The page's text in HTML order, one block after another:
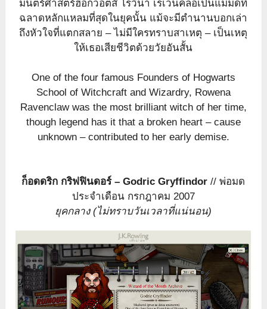
มนตร์ศาสตร์ฮอกวอตส์ โรวีน่า เรเวนคลอเป็นแม่มดที่
ฉลาดหลักแหลมที่สุดในยุคนั้น แม้จะมีตำนานบอกเล่า
ถึงหัวใจที่แตกสลาย – ไม่มีใครทราบสาเหตุ – เป็นเหตุ
ให้เธอเสียชีวิตด้วยวัยอันสั้น
One of the four famous Founders of Hogwarts
School of Witchcraft and Wizardry, Rowena
Ravenclaw was the most brilliant witch of her time,
though legend has it that a broken heart – cause
unknown – contributed to her early demise.
ก็อดดริก กริฟฟินดอร์ – Godric Gryffindor // พ่อมด
ประจำเดือน กรกฎาคม 2007
ยุคกลาง (ไม่ทราบวันเวลาที่แน่นอน)